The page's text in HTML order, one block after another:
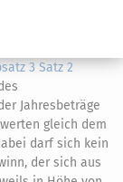
3 Satz 2
Jahresbeträge
gleich dem
darf sich kein
der sich aus